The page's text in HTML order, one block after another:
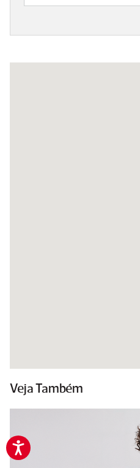
Veja Também